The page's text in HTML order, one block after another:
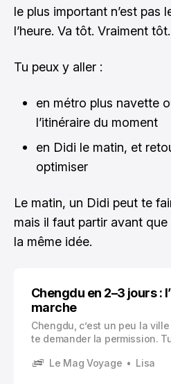
le plus important n’est pas
l’heure. Va tôt. Vraiment tôt.
Tu peux y aller :
en métro plus navette
l’itinéraire du moment
en Didi le matin, et
optimiser
Le matin, un Didi peut te
mais il faut partir avant
la même idée.
Chengdu en 2–3 jours :
marche
Chengdu, c’est un peu la
te demander la permission.
devant un bol de nouilles, en
Le Mag Voyage Lisa